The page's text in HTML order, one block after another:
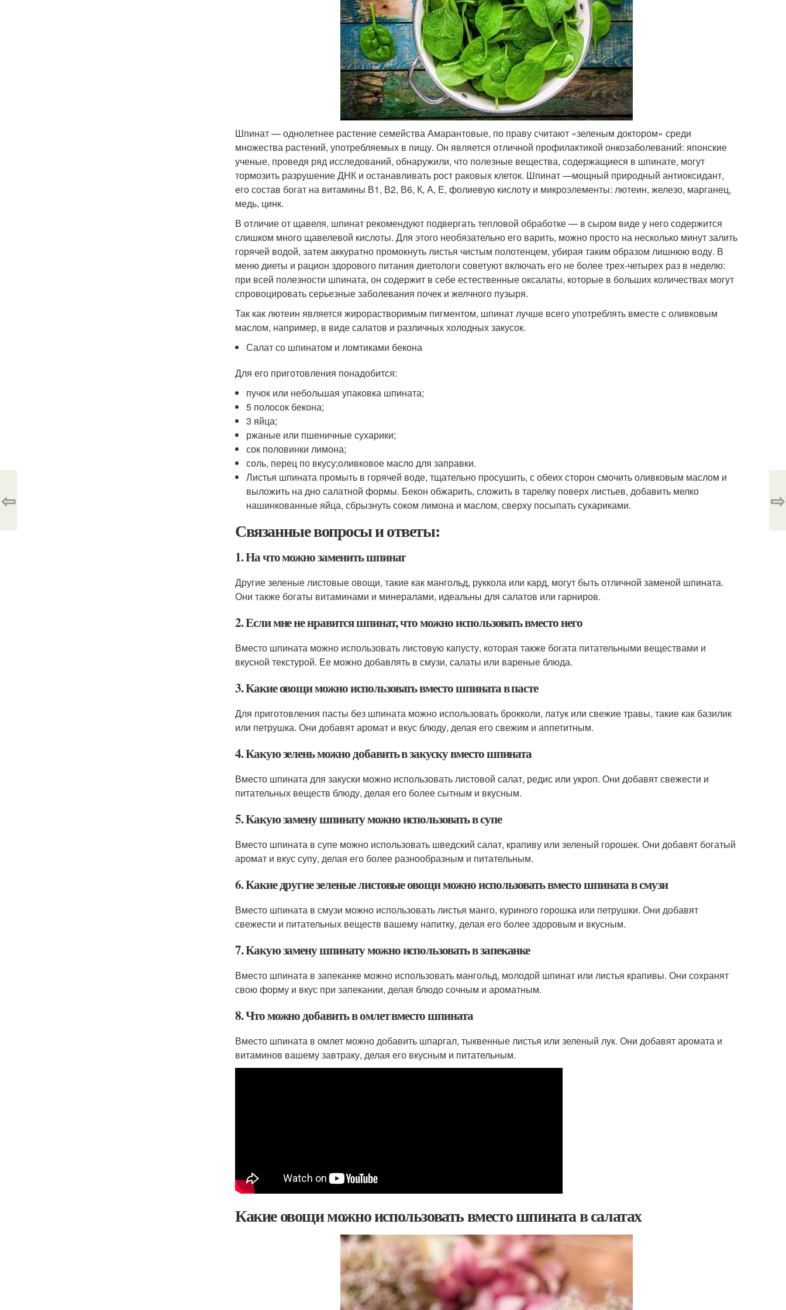
Шпинат — однолетнее растение семейства Амарантовые, по праву считают «зеленым доктором» среди
множества растений, употребляемых в пищу. Он является отличной профилактикой онкозаболеваний: японские
ученые, проведя ряд исследований, обнаружили, что полезные вещества, содержащиеся в шпинате, могут
тормозить разрушение ДНК и останавливать рост раковых клеток. Шпинат —мощный природный антиоксидант,
его состав богат на витамины В1, В2, В6, К, А, Е, фолиевую кислоту и микроэлементы: лютеин, железо, марганец,
медь, цинк.
В отличие от щавеля, шпинат рекомендуют подвергать тепловой обработке — в сыром виде у него содержится
слишком много щавелевой кислоты. Для этого необязательно его варить, можно просто на несколько минут залить
горячей водой, затем аккуратно промокнуть листья чистым полотенцем, убирая таким образом лишнюю воду. В
меню диеты и рацион здорового питания диетологи советуют включать его не более трех-четырех раз в неделю:
при всей полезности шпината, он содержит в себе естественные оксалаты, которые в больших количествах могут
спровоцировать серьезные заболевания почек и желчного пузыря.
Так как лютеин является жирорастворимым пигментом, шпинат лучше всего употреблять вместе с оливковым
маслом, например, в виде салатов и различных холодных закусок.
Салат со шпинатом и ломтиками бекона
Для его приготовления понадобится:
пучок или небольшая упаковка шпината;
5 полосок бекона;
3 яйца;
ржаные или пшеничные сухарики;
сок половинки лимона;
соль, перец по вкусу;оливковое масло для заправки.
Листья шпината промыть в горячей воде, тщательно просушить, с обеих сторон смочить оливковым маслом и
выложить на дно салатной формы. Бекон обжарить, сложить в тарелку поверх листьев, добавить мелко
нашинкованные яйца, сбрызнуть соком лимона и маслом, сверху посыпать сухариками.
Связанные вопросы и ответы:
1. На что можно заменить шпинат
Другие зеленые листовые овощи, такие как мангольд, руккола или кард, могут быть отличной заменой шпината.
Они также богаты витаминами и минералами, идеальны для салатов или гарниров.
2. Если мне не нравится шпинат, что можно использовать вместо него
Вместо шпината можно использовать листовую капусту, которая также богата питательными веществами и
вкусной текстурой. Ее можно добавлять в смузи, салаты или вареные блюда.
3. Какие овощи можно использовать вместо шпината в пасте
Для приготовления пасты без шпината можно использовать брокколи, латук или свежие травы, такие как базилик
или петрушка. Они добавят аромат и вкус блюду, делая его свежим и аппетитным.
4. Какую зелень можно добавить в закуску вместо шпината
Вместо шпината для закуски можно использовать листовой салат, редис или укроп. Они добавят свежести и
питательных веществ блюду, делая его более сытным и вкусным.
5. Какую замену шпинату можно использовать в супе
Вместо шпината в супе можно использовать шведский салат, крапиву или зеленый горошек. Они добавят богатый
аромат и вкус супу, делая его более разнообразным и питательным.
6. Какие другие зеленые листовые овощи можно использовать вместо шпината в смузи
Вместо шпината в смузи можно использовать листья манго, куриного горошка или петрушки. Они добавят
свежести и питательных веществ вашему напитку, делая его более здоровым и вкусным.
7. Какую замену шпинату можно использовать в запеканке
Вместо шпината в запеканке можно использовать мангольд, молодой шпинат или листья крапивы. Они сохранят
свою форму и вкус при запекании, делая блюдо сочным и ароматным.
8. Что можно добавить в омлет вместо шпината
Вместо шпината в омлет можно добавить шпаргал, тыквенные листья или зеленый лук. Они добавят аромата и
витаминов вашему завтраку, делая его вкусным и питательным.
Какие овощи можно использовать вместо шпината в салатах
⇦ ⇨